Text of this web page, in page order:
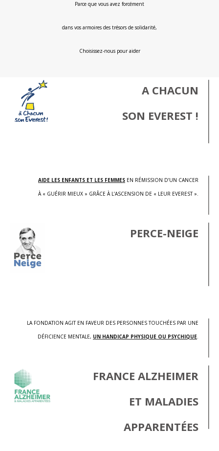
Parce que vous avez forcément
dans vos armoires des trésors de solidarité,
Choisissez-nous pour aider
A CHACUN
SON EVEREST !
AIDE LES ENFANTS ET LES FEMMES EN RÉMISSION D’UN CANCER
À « GUÉRIR MIEUX » GRÂCE À L’ASCENSION DE « LEUR EVEREST ».
PERCE-NEIGE
LA FONDATION AGIT EN FAVEUR DES PERSONNES TOUCHÉES PAR UNE
DÉFICIENCE MENTALE, UN HANDICAP PHYSIQUE OU PSYCHIQUE.
FRANCE ALZHEIMER
ET MALADIES
APPARENTÉES